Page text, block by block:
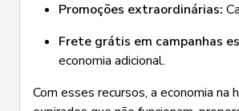
Promoções extraordinárias:
Frete grátis em campanhas
economia adicional.
Com esses recursos, a economia